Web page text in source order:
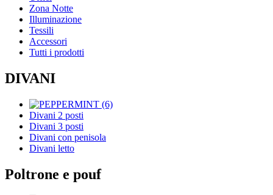
Zona Notte
Illuminazione
Tessili
Accessori
Tutti i prodotti
DIVANI
Divani 2 posti
Divani 3 posti
Divani con penisola
Divani letto
Poltrone e pouf